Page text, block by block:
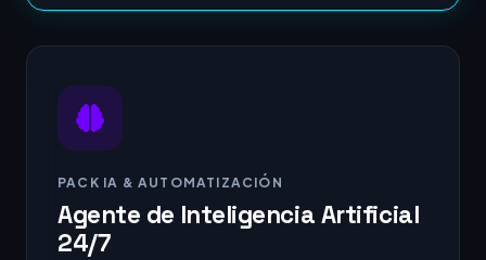
PACK IA & AUTOMATIZACIÓN
Agente de Inteligencia Artificial
24/7